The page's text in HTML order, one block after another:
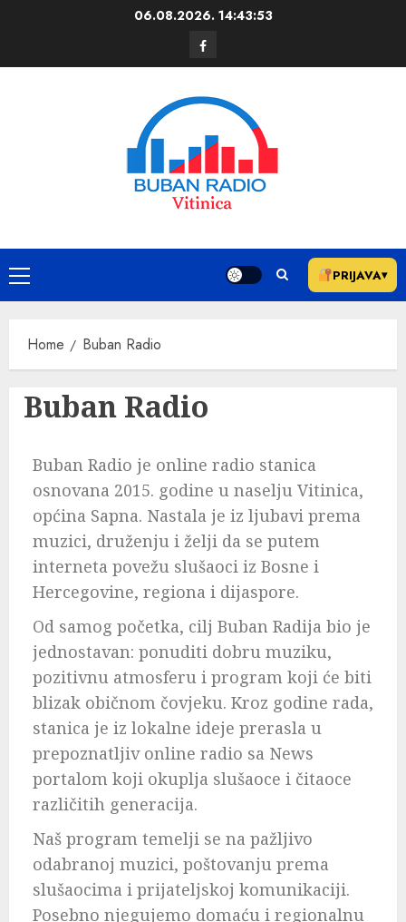
06.08.2026. 14:43:53
PRIJAVA▾
Home Buban Radio
Buban Radio
Buban Radio je online radio stanica
osnovana 2015. godine u naselju Vitinica,
općina Sapna. Nastala je iz ljubavi prema
muzici, druženju i želji da se putem
interneta povežu slušaoci iz Bosne i
Hercegovine, regiona i dijaspore.
Od samog početka, cilj Buban Radija bio je
jednostavan: ponuditi dobru muziku,
pozitivnu atmosferu i program koji će biti
blizak običnom čovjeku. Kroz godine rada,
stanica je iz lokalne ideje prerasla u
prepoznatljiv online radio sa News
portalom koji okuplja slušaoce i čitaoce
različitih generacija.
Naš program temelji se na pažljivo
odabranoj muzici, poštovanju prema
slušaocima i prijateljskoj komunikaciji.
Posebno njegujemo domaću i regionalnu